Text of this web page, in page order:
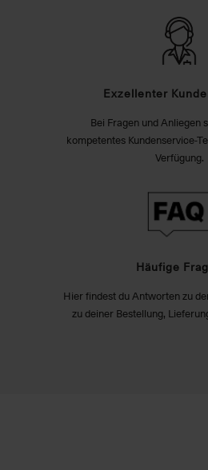
Exzellenter
Bei Fragen und Anliegen
kompetentes Kundenservice-
Verfügung.
Häufige
Hier findest du Antworten zu
zu deiner Bestellung,